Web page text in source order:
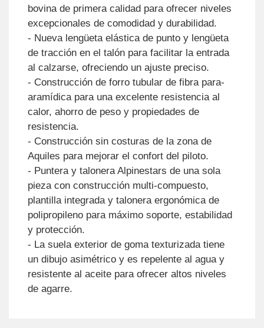
bovina de primera calidad para ofrecer niveles
excepcionales de comodidad y durabilidad.
- Nueva lengüeta elástica de punto y lengüeta
de tracción en el talón para facilitar la entrada
al calzarse, ofreciendo un ajuste preciso.
- Construcción de forro tubular de fibra para-
aramídica para una excelente resistencia al
calor, ahorro de peso y propiedades de
resistencia.
- Construcción sin costuras de la zona de
Aquiles para mejorar el confort del piloto.
- Puntera y talonera Alpinestars de una sola
pieza con construcción multi-compuesto,
plantilla integrada y talonera ergonómica de
polipropileno para máximo soporte, estabilidad
y protección.
- La suela exterior de goma texturizada tiene
un dibujo asimétrico y es repelente al agua y
resistente al aceite para ofrecer altos niveles
de agarre.